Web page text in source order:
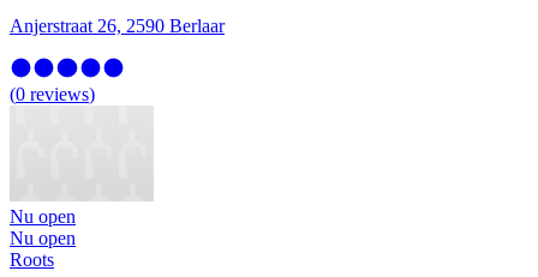
Anjerstraat 26, 2590 Berlaar
(0 reviews)
Nu open
Nu open
Roots